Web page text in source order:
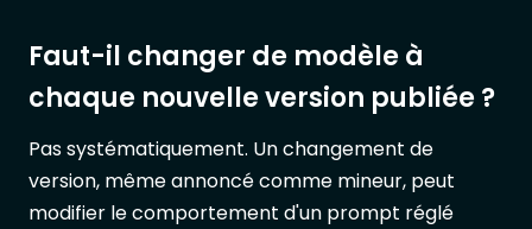
Faut-il changer de modèle à
chaque nouvelle version publiée ?
Pas systématiquement. Un changement de
version, même annoncé comme mineur, peut
modifier le comportement d'un prompt réglé